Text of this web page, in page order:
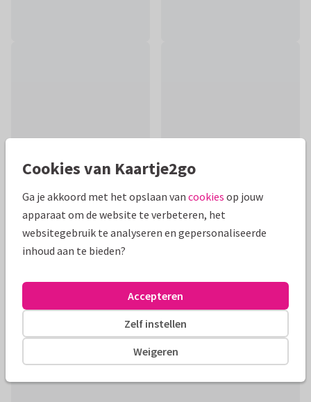
Mooie extra's bij je kaart
Cookies van Kaartje2go
Ga je akkoord met het opslaan van cookies op jouw
apparaat om de website te verbeteren, het
websitegebruik te analyseren en gepersonaliseerde
inhoud aan te bieden?
Weigeren
Zelf instellen
Accepteren